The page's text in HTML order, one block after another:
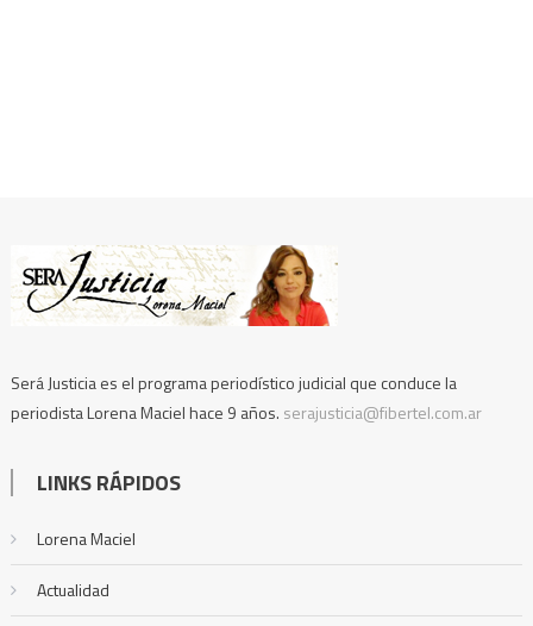
Será Justicia es el programa periodístico judicial que conduce la
periodista Lorena Maciel hace 9 años. serajusticia@fibertel.com.ar
LINKS RÁPIDOS
Lorena Maciel
Actualidad